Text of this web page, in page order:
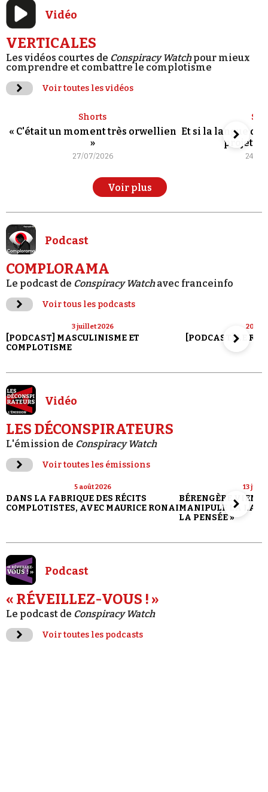
Vidéo
VERTICALES
Les vidéos courtes de Conspiracy Watchpour mieux
comprendre et combattre le complotisme
Voir toutes les vidéos
Shorts
« C'était un moment très orwellien
»
27/07/2026
Et si la langue de
projet
24/
Voir plus
Podcast
COMPLORAMA
Le podcast de Conspiracy Watchavec franceinfo
Voir tous les podcasts
3 juillet 2026
[PODCAST] MASCULINISME ET
COMPLOTISME
20
[PODCAST] LE
Vidéo
LES DÉCONSPIRATEURS
L'émission de Conspiracy Watch
Voir toutes les émissions
5 août 2026
DANS LA FABRIQUE DES RÉCITS
COMPLOTISTES, AVEC MAURICE RONAI
13
BÉRENGÈRE
MANIPULE LA
LA PENSÉE »
Podcast
« RÉVEILLEZ-VOUS ! »
Le podcast de Conspiracy Watch
Voir toutes les podcasts